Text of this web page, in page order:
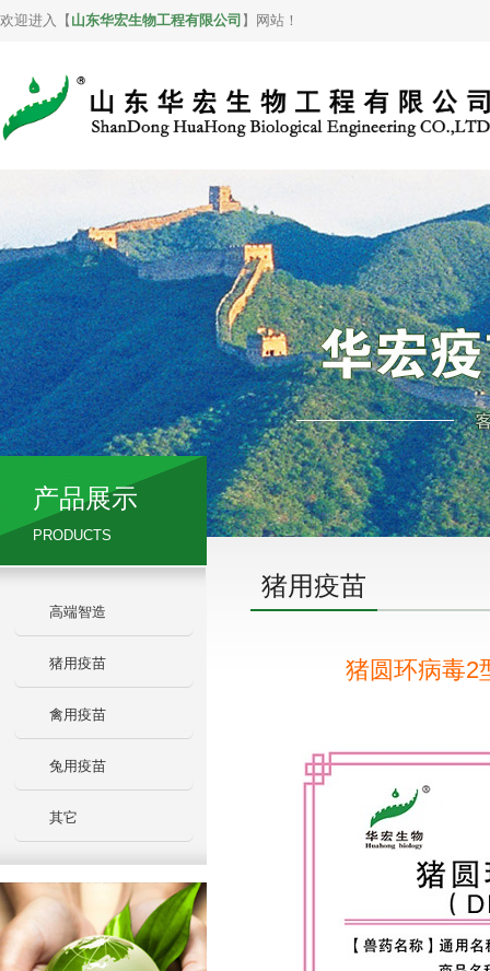
欢迎进入【 山东华宏生物工程有限公司 】网站！
产品展示
PRODUCTS
高端智造
猪用疫苗
禽用疫苗
兔用疫苗
其它
猪用疫苗
猪圆环病毒2